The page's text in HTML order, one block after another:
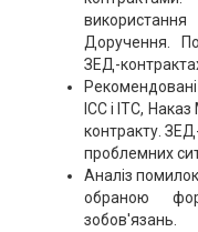
Доручення.
ЗЕД-
ICC і ITC,
контракту.
проблемних
Аналіз
обраною
зобов'язань.